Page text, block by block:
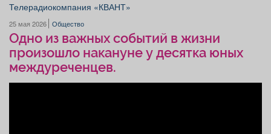
Работа Транспорт
Телерадиокомпания «КВАНТ»
25 мая 2026 Общество
Одно из важных событий в жизни
произошло накануне у десятка юных
междуреченцев.